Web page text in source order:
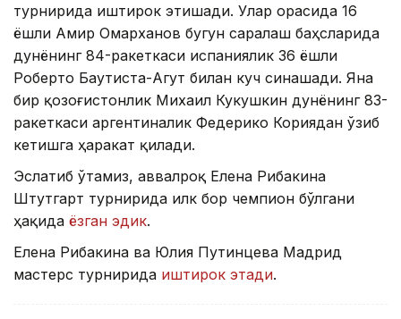
турнирида иштирок этишади. Улар орасида 16
ёшли Амир Омарханов бугун саралаш баҳсларида
дунёнинг 84-ракеткаси испаниялик 36 ёшли
Роберто Баутиста-Агут билан куч синашади. Яна
бир қозоғистонлик Михаил Кукушкин дунёнинг 83-
ракеткаси аргентиналик Федерико Кориядан ўзиб
кетишга ҳаракат қилади.
Эслатиб ўтамиз, аввалроқ Елена Рибакина
Штутгарт турнирида илк бор чемпион бўлгани
ҳақида ёзган эдик.
Елена Рибакина ва Юлия Путинцева Мадрид
мастерс турнирида иштирок этади.